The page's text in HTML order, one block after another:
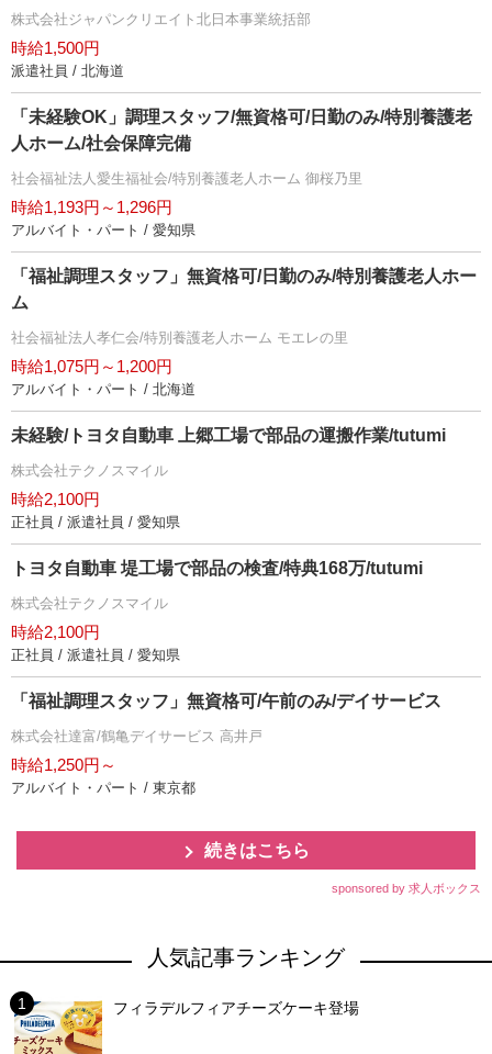
株式会社ジャパンクリエイト北日本事業統括部
時給1,500円
派遣社員 / 北海道
「未経験OK」調理スタッフ/無資格可/日勤のみ/特別養護老
人ホーム/社会保障完備
社会福祉法人愛生福祉会/特別養護老人ホーム 御桜乃里
時給1,193円～1,296円
アルバイト・パート / 愛知県
「福祉調理スタッフ」無資格可/日勤のみ/特別養護老人ホー
ム
社会福祉法人孝仁会/特別養護老人ホーム モエレの里
時給1,075円～1,200円
アルバイト・パート / 北海道
未経験/トヨタ自動車 上郷工場で部品の運搬作業/tutumi
株式会社テクノスマイル
時給2,100円
正社員 / 派遣社員 / 愛知県
トヨタ自動車 堤工場で部品の検査/特典168万/tutumi
株式会社テクノスマイル
時給2,100円
正社員 / 派遣社員 / 愛知県
「福祉調理スタッフ」無資格可/午前のみ/デイサービス
株式会社達富/鶴亀デイサービス 高井戸
時給1,250円～
アルバイト・パート / 東京都
続きはこちら
sponsored by 求人ボックス
人気記事ランキング
フィラデルフィアチーズケーキ登場